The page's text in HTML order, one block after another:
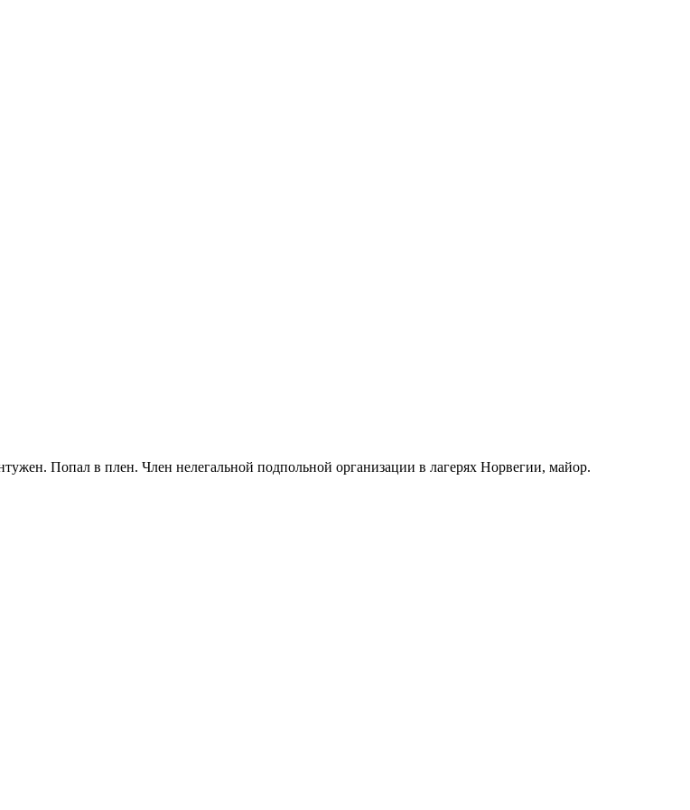
Попал в плен. Член нелегальной подпольной организации в лагерях Норвегии, майор.